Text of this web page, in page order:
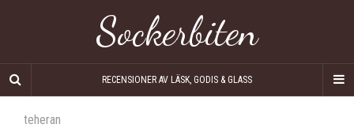
Sockerbiten
RECENSIONER AV LÄSK, GODIS & GLASS
teheran